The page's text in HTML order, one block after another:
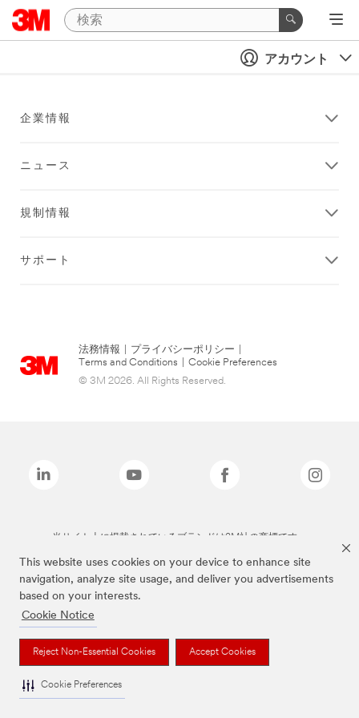
This website uses cookies on your device to enhance site
navigation, analyze site usage, and deliver you advertisements
based on your interests.
Cookie Notice
Reject Non-Essential Cookies Accept Cookies
Cookie Preferences
アカウント
企業情報
ニュース
規制情報
サポート
法務情報 プライバシーポリシー
Terms and Conditions
Cookie Preferences
© 3M 2026. All Rights Reserved.
当サイト上に掲載されているブランドは3M社の商標です。